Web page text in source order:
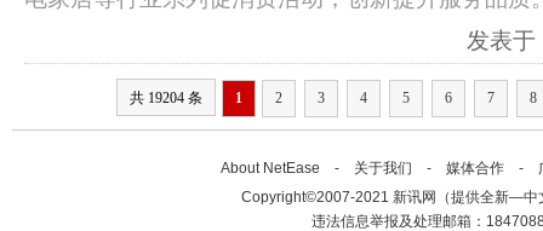
发表
共 19204 条 1 2 3 4 5 6 7 8
About NetEase - 关于我们 - 媒体合作 -
Copyright©2007-2021 新讯网（提供全新—中
违法信息举报及处理邮箱：